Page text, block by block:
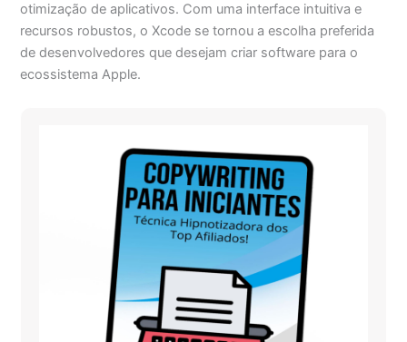
otimização de aplicativos. Com uma interface intuitiva e
recursos robustos, o Xcode se tornou a escolha preferida
de desenvolvedores que desejam criar software para o
ecossistema Apple.